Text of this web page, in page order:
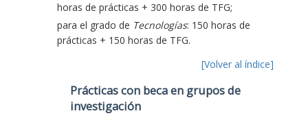
horas de prácticas + 300 horas de TFG;
para el grado de Tecnologías: 150 horas de
prácticas + 150 horas de TFG.
[Volver al índice]
Prácticas con beca en grupos de
investigación